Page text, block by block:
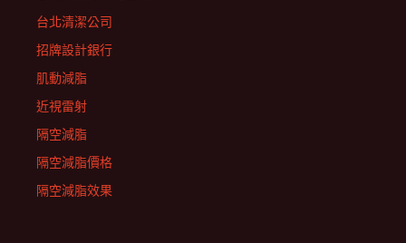
台北清潔公司
招牌設計銀行
肌動減脂
近視雷射
隔空減脂
隔空減脂價格
隔空減脂效果